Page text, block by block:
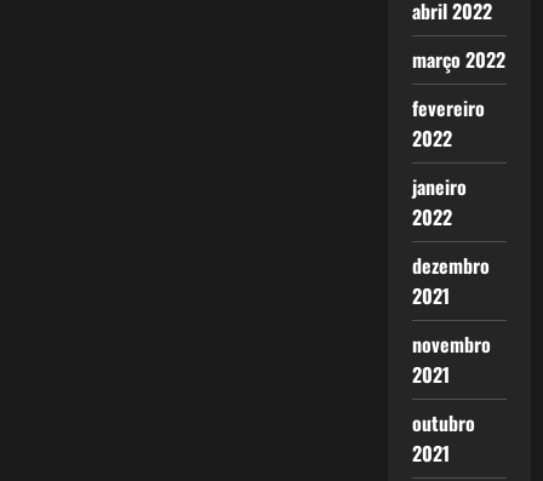
abril 2022
março 2022
fevereiro
2022
janeiro
2022
dezembro
2021
novembro
2021
outubro
2021